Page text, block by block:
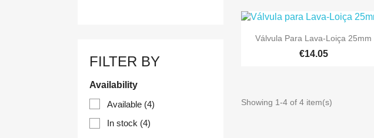
FILTER BY
Availability
Available (4)
In stock (4)
 Quick view
Válvula Para Lava-Loiça 25mm
€14.05
Showing 1-4 of 4 item(s)